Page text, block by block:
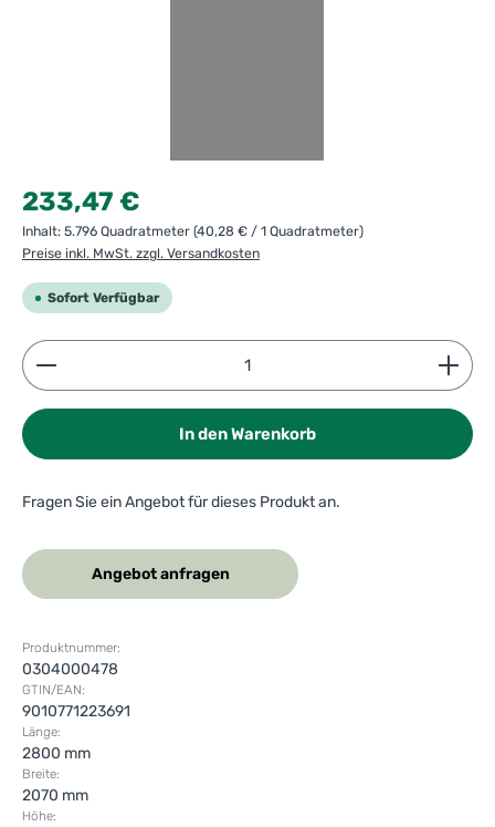
Regulärer Preis:
233,47 €
Inhalt: 5.796 Quadratmeter (40,28 € / 1 Quadratmeter)
Preise inkl. MwSt. zzgl. Versandkosten
Sofort Verfügbar
Produkt Anzahl: Gib den gewünschten Wert ein
In den Warenkorb
Fragen Sie ein Angebot für dieses Produkt an.
Angebot anfragen
Produktnummer:
0304000478
GTIN/EAN:
9010771223691
Länge:
2800 mm
Breite:
2070 mm
Höhe: